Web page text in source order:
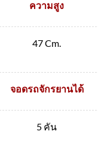
ความสูง
47 Cm.
จอดรถจักรยานได้
5 คัน